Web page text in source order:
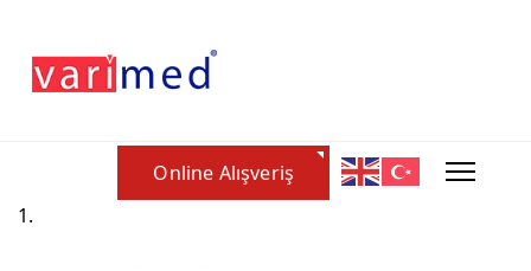
Online Alışveriş